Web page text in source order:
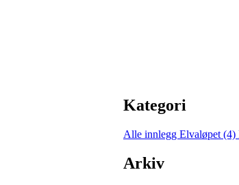
Kategori
Alle innlegg Elvaløpet (4)
Arkiv